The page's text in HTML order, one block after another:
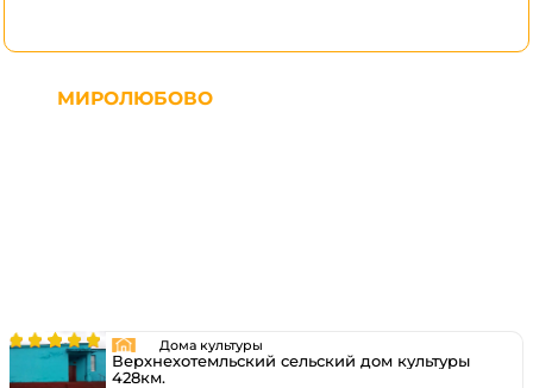
МИРОЛЮБОВО
Дома культуры
Верхнехотемльский сельский дом культуры
428км.